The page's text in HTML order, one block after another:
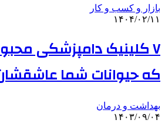
بازار و کسب و کار
۱۴۰۴/۰۲/۱۱
۷ کلینیک دامپزشکی
که حیوانات شما
بهداشت و درمان
۱۴۰۳/۰۹/۰۴